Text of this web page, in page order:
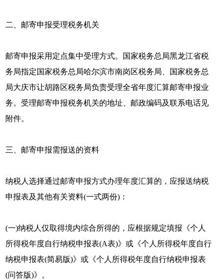
二、邮寄申报受理税务机关
邮寄申报采用定点集中受理方式。国家税务总局黑龙江省税
务局指定国家税务总局哈尔滨市南岗区税务局、国家税务总
局大庆市让胡路区税务局负责受理全省年度汇算邮寄申报业
务。受理邮寄申报税务机关的地址、邮政编码及联系电话见
附件。
三、邮寄申报需报送的资料
纳税人选择通过邮寄申报方式办理年度汇算的，应报送纳税
申报表及其他有关资料(一式两份)：
(一)纳税人仅取得境内综合所得的，应根据规定填报《个人
所得税年度自行纳税申报表(A表)》或《个人所得税年度自行
纳税申报表(简易版)》或《个人所得税年度自行纳税申报表
(问答版)》。